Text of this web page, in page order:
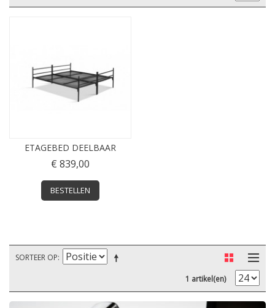
ETAGEBED DEELBAAR
€ 839,00
BESTELLEN
SORTEER OP
1 artikel(en)